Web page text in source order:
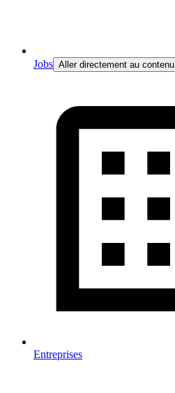
Jobs Aller directement au contenu
Entreprises